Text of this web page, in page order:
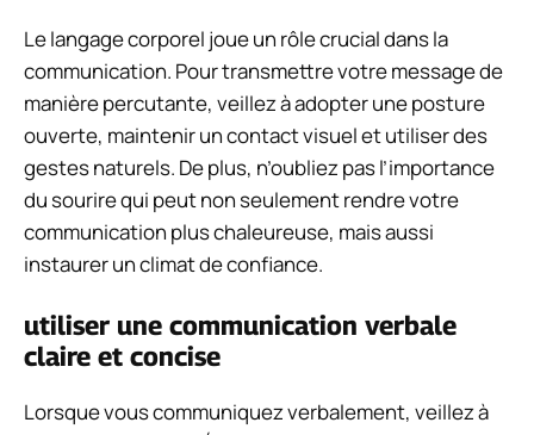
Le langage corporel joue un rôle crucial dans la
communication. Pour transmettre votre message de
manière percutante, veillez à adopter une posture
ouverte, maintenir un contact visuel et utiliser des
gestes naturels. De plus, n’oubliez pas l’importance
du sourire qui peut non seulement rendre votre
communication plus chaleureuse, mais aussi
instaurer un climat de confiance.
utiliser une communication verbale
claire et concise
Lorsque vous communiquez verbalement, veillez à